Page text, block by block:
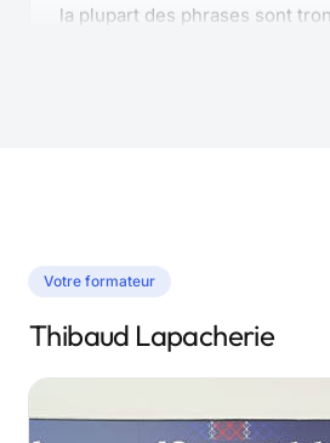
contenu est clair, simple,
"BonjourLa formatoion aurai
avais 30 à 60 min de coaching
formation pour faire le point
Votre formateur
Thibaud Lapacherie